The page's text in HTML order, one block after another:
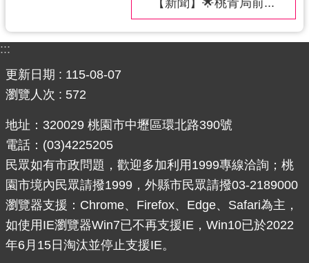
【新聞】🌟桃青局前...
:::
更新日期
115-08-07
瀏覽人次
572
地址：320029 桃園市中壢區環北路390號
電話：(03)4225205
民眾如有市政問題，歡迎多加利用1999專線洽詢；桃
園市境內民眾請撥1999，外縣市民眾請撥03-2189000
瀏覽器支援：Chrome、Firefox、Edge、Safari為主，
如使用IE瀏覽器Win7已不再支援IE，Win10已於2022
年6月15日淘汰並停止支援IE。